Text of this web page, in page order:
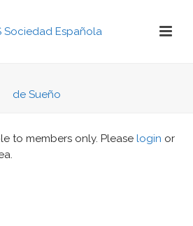
to members only. Please login or